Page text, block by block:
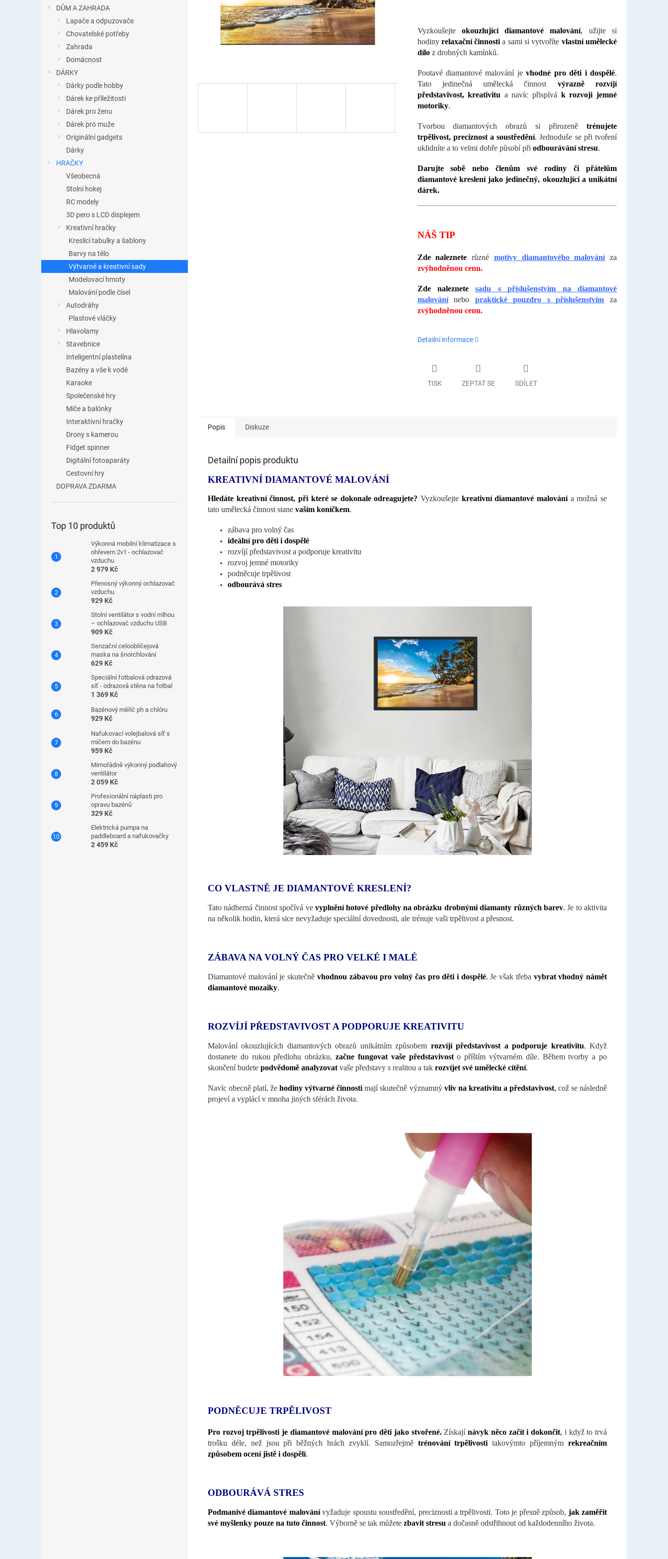
DŮM A ZAHRADA
Lapače a odpuzovače
Chovatelské potřeby
Zahrada
Domácnost
DÁRKY
Dárky podle hobby
Dárek ke příležitosti
Dárek pro ženu
Dárek pro muže
Originální gadgets
Dárky
HRAČKY
Všeobecná
Stolní hokej
RC modely
3D pero s LCD displejem
Kreativní hračky
Kreslící tabulky a šablony
Barvy na tělo
Výtvarné a kreativní sady
Modelovací hmoty
Malování podle čísel
Autodráhy
Plastové vláčky
Hlavolamy
Stavebnice
Inteligentní plastelína
Bazény a vše k vodě
Karaoke
Společenské hry
Míče a balónky
Interaktivní hračky
Drony s kamerou
Fidget spinner
Digitální fotoaparáty
Cestovní hry
DOPRAVA ZDARMA
Top 10 produktů
Výkonná mobilní klimatizace s
ohřevem 2v1 - ochlazovač
vzduchu
2 979 Kč
Přenosný výkonný ochlazovač
vzduchu
929 Kč
Stolní ventilátor s vodní mlhou
– ochlazovač vzduchu USB
909 Kč
Senzační celoobličejová
maska ​​na šnorchlování
629 Kč
Speciální fotbalová odrazová
síť - odrazová stěna na fotbal
1 369 Kč
Bazénový měřič ph a chlóru
929 Kč
Nafukovací volejbalová síť s
míčem do bazénu
959 Kč
Mimořádně výkonný podlahový
ventilátor
2 059 Kč
Profesionální náplasti pro
opravu bazénů
329 Kč
Elektrická pumpa na
paddleboard a nafukovačky
2 459 Kč
Vyzkoušejte okouzlující diamantové malování, užijte si
hodiny relaxační činnostia sami si vytvoříte vlastní umělecké
díloz drobných kamínků.
Poutavé diamantové malování jevhodné pro děti i dospělé.
Tato jedinečná umělecká činnost výrazně rozvíjí
představivost, kreativitu a navíc přispívá k rozvoji jemné
motoriky.
Tvorbou diamantových obrazů si přirozeně trénujete
trpělivost, preciznost a soustředění. Jednoduše se při tvoření
uklidníte a to velmi dobře působí při odbourávání stresu.
Darujte sobě nebo členům své rodiny či přátelům
diamantové kreslení jako jedinečný, okouzlující a unikátní
dárek.
NÁŠ TIP
Zde naleznete různé motivy diamantového malováníza
zvýhodněnou cenu.
Zde naleznete
sadu s příslušenstvím na diamantové
malovánínebo praktické pouzdro s příslušenstvím za
zvýhodněnou cenu.
Detailní informace
TISK ZEPTAT SE SDÍLET
Popis Diskuze
Detailní popis produktu
KREATIVNÍ DIAMANTOVÉ MALOVÁNÍ
Hledáte kreativní činnost, při které se dokonale odreagujete? Vyzkoušejte kreativní diamantové malování a možná se
tato umělecká činnost stane vaším koníčkem.
zábava pro volný čas
ideální pro děti i dospělé
rozvíjí představivost a podporuje kreativitu
rozvoj jemné motoriky
podněcuje trpělivost
odbourává stres
CO VLASTNĚ JE DIAMANTOVÉ KRESLENÍ?
Tato nádherná činnost spočívá ve vyplnění hotové předlohy na obrázku drobnými diamanty různých barev. Je to aktivita
na několik hodin, která sice nevyžaduje speciální dovednosti, ale trénuje vaši trpělivost a přesnost.
ZÁBAVA NA VOLNÝ ČAS PRO VELKÉ I MALÉ
Diamantové malování je skutečně vhodnou zábavou pro volný čas pro děti i dospělé. Je však třeba vybrat vhodný námět
diamantové mozaiky.
ROZVÍJÍ PŘEDSTAVIVOST A PODPORUJE KREATIVITU
Malování okouzlujících diamantových obrazů unikátním způsobem rozvíjí představivost a podporuje kreativitu. Když
dostanete do rukou předlohu obrázku,začne fungovat vaše představivosto příštím výtvarném díle. Během tvorby a po
skončení budete podvědomě analyzovat vaše představy s realitou a tak rozvíjet své umělecké cítění.
Navíc obecně platí, žehodiny výtvarné činnosti mají skutečně významný vliv na kreativitu a představivost, což se následně
projeví a vyplácí v mnoha jiných sférách života.
PODNĚCUJE TRPĚLIVOST
Pro rozvoj trpělivosti je diamantové malování pro děti jako stvořené.Získajínávyk něco začít i dokončit, i když to trvá
trošku déle, než jsou při běžných hrách zvyklí. Samozřejmě trénování trpělivosti takovýmto příjemnýmrekreačním
způsobem ocení jistě i dospělí.
ODBOURÁVÁ STRES
Podmanivé diamantové malovánívyžaduje spoustu soustředění, preciznosti a trpělivosti. Toto je přesně způsob, jak zaměřit
své myšlenky pouze na tuto činnost. Výborně se tak můžete zbavit stresu a dočasně odstřihnout od každodenního života.